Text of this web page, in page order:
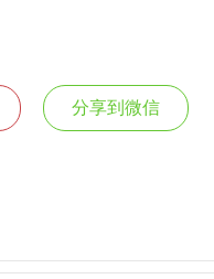
分享到微信